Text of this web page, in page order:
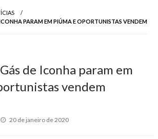
PARAM EM PIÚMA E OPORTUNISTAS VENDEM
de Iconha param em
vendem
Posted
20 de janeiro de 2020